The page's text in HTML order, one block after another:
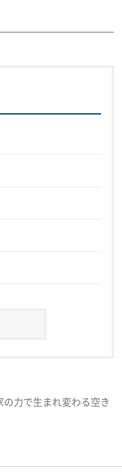
の力で生まれ変わる空き